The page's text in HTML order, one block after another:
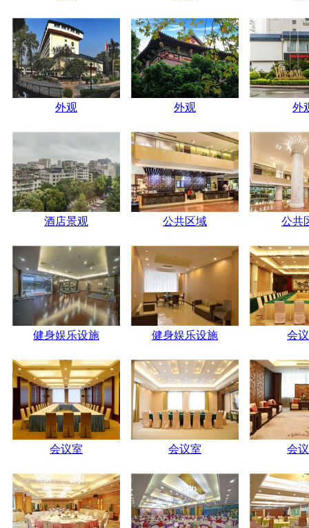
外观 外观 外
酒店景观 公共区域 公共
健身娱乐设施 健身娱乐设施 会
会议室 会议室 会